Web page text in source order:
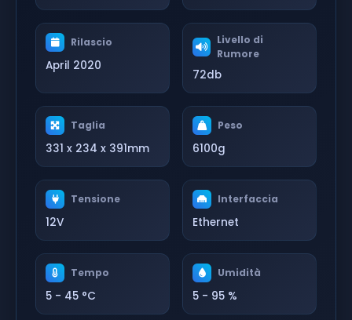
Rilascio
April 2020
Livello di
Rumore
72db
Taglia
331 x 234 x 391mm
Peso
6100g
Tensione
12V
Interfaccia
Ethernet
Tempo
5 - 45 °C
Umidità
5 - 95 %